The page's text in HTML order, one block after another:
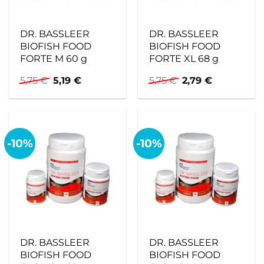
DR. BASSLEER
BIOFISH FOOD
FORTE M 60 g
5,75€ Ursprünglicher
Preis
war:
5,19€Aktueller
ist:
DR. BASSLEER
BIOFISH FOOD
FORTE XL 68 g
5,75€ Ursprünglicher
Preis
war:
2,79€Aktueller
ist:
-10%
DR. BASSLEER
BIOFISH FOOD
-10%
DR. BASSLEER
BIOFISH FOOD